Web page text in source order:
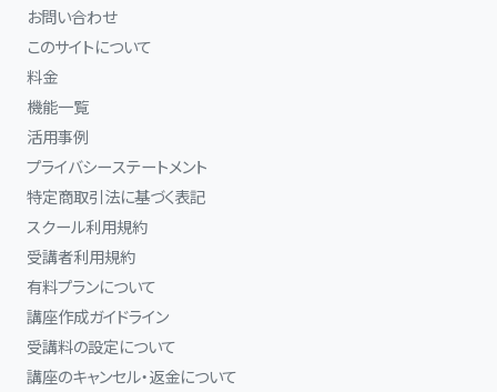
お問い合わせ
このサイトについて
料金
機能一覧
活用事例
プライバシーステートメント
特定商取引法に基づく表記
スクール利用規約
受講者利用規約
有料プランについて
講座作成ガイドライン
受講料の設定について
講座のキャンセル・返金について